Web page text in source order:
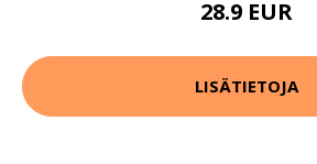
28.9 EUR
LISÄTIETOJA